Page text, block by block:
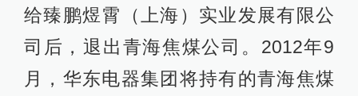
给臻鹏煜霄（上海）实业发展有限公
司后，退出青海焦煤公司。2012年9
月，华东电器集团将持有的青海焦煤